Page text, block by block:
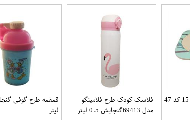
فلاسک کودک طرح فلامینگو
مدل 69413گنجایش 0.5 لیتر
لیتر